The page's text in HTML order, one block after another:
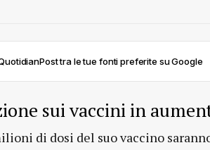
tra le tue fonti preferite su Google
sui vaccini in
di dosi del suo vaccino